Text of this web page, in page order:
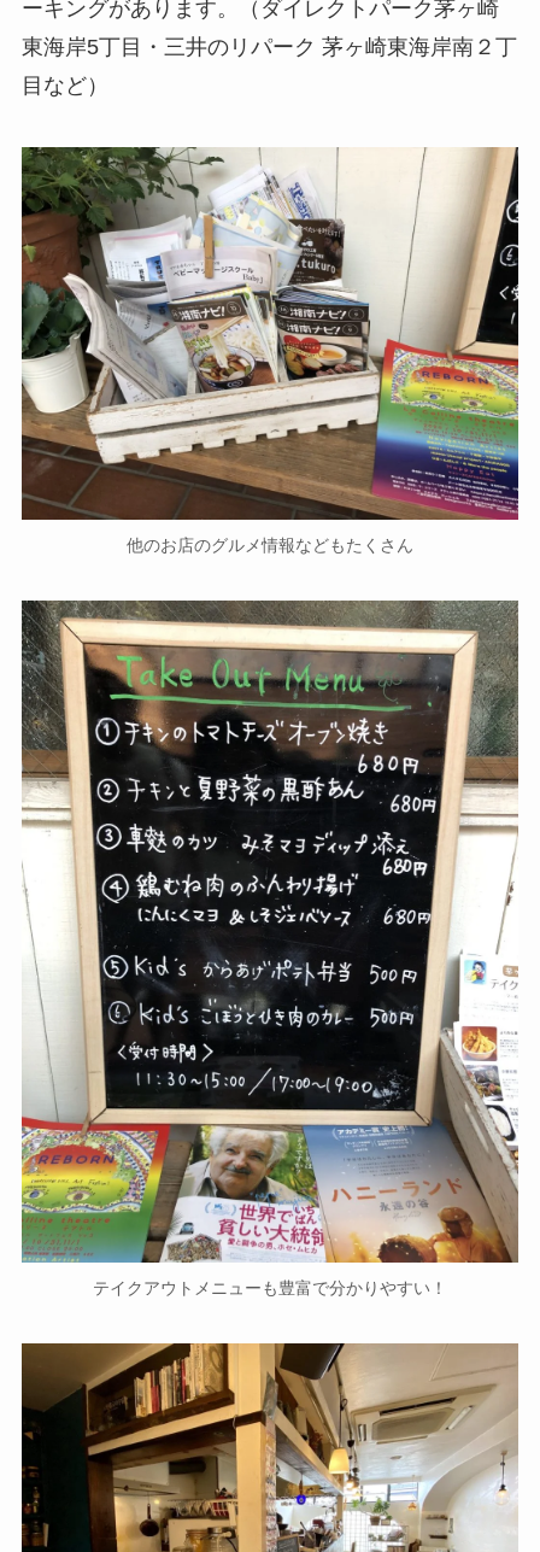
ーキングがあります。（ダイレクトパーク茅ヶ崎
東海岸5丁目・三井のリパーク 茅ヶ崎東海岸南２丁
目など）
他のお店のグルメ情報などもたくさん
テイクアウトメニューも豊富で分かりやすい！